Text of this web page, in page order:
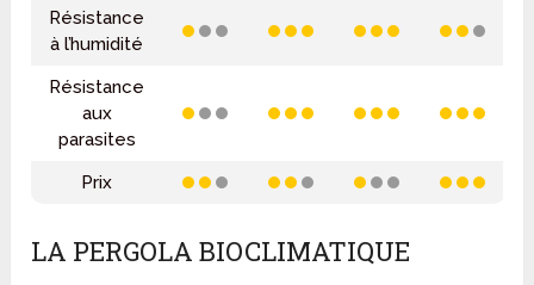
Résistance
à l’humidité
Résistance
aux
parasites
Prix
LA PERGOLA BIOCLIMATIQUE